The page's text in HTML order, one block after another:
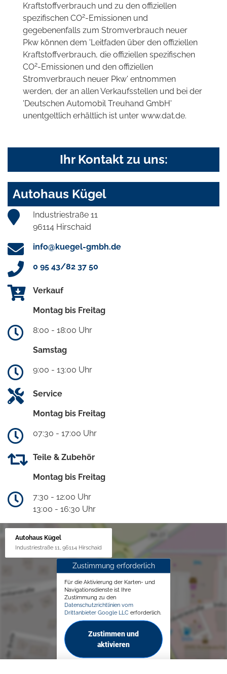
Kraftstoffverbrauch und zu den offiziellen
spezifischen CO2-Emissionen und
gegebenenfalls zum Stromverbrauch neuer
Pkw können dem 'Leitfaden über den offiziellen
Kraftstoffverbrauch, die offiziellen spezifischen
CO2-Emissionen und den offiziellen
Stromverbrauch neuer Pkw' entnommen
werden, der an allen Verkaufsstellen und bei der
'Deutschen Automobil Treuhand GmbH'
unentgeltlich erhältlich ist unter www.dat.de.
Ihr Kontakt zu uns:
Autohaus Kügel
Industriestraße 11
96114 Hirschaid
info@kuegel-gmbh.de
0 95 43/82 37 50
Verkauf
Montag bis Freitag
8:00 - 18:00 Uhr
Samstag
9:00 - 13:00 Uhr
Service
Montag bis Freitag
07:30 - 17:00 Uhr
Teile & Zubehör
Montag bis Freitag
7:30 - 12:00 Uhr
13:00 - 16:30 Uhr
Autohaus Kügel
Industriestraße 11, 96114 Hirschaid
Zustimmung erforderlich
Für die Aktivierung der Karten- und
Navigationsdienste ist Ihre
Zustimmung zu den
Datenschutzrichtlinien vom
Drittanbieter Google LLC erforderlich.
Zustimmen und
aktivieren